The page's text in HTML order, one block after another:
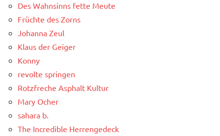
Des Wahnsinns fette Meute
Früchte des Zorns
Johanna Zeul
Klaus der Geiger
Konny
revolte springen
Rotzfreche Asphalt Kultur
Mary Ocher
sahara b.
The Incredible Herrengedeck